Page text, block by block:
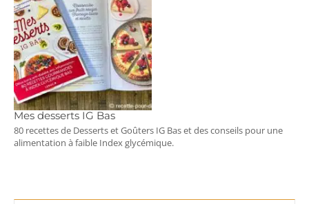
Mes desserts IG Bas
80 recettes de Desserts et Goûters IG Bas et des conseils pour une
alimentation à faible Index glycémique.